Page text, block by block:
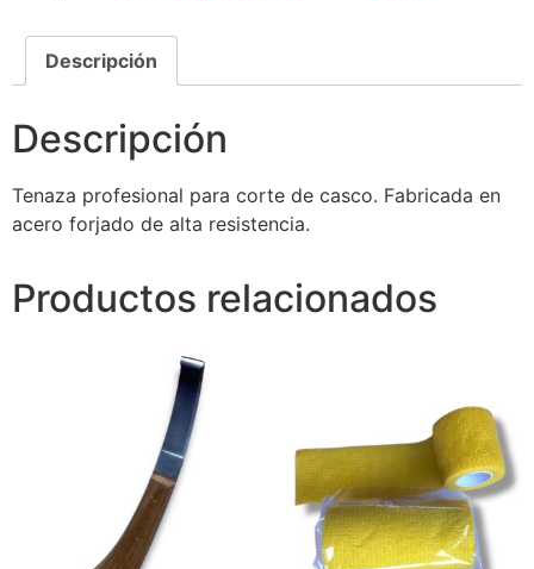
Descripción
Descripción
Tenaza profesional para corte de casco. Fabricada en
acero forjado de alta resistencia.
Productos relacionados